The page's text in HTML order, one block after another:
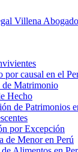
por causal en el
Matrimonio
Hecho
de Patrimonios
por Excepción
de Menor en Perú